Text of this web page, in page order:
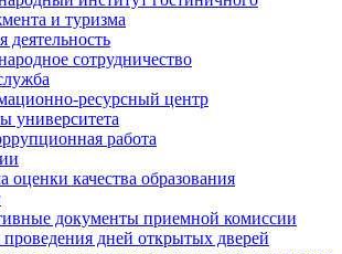
и туризма
деятельность
сотрудничество
ресурсный центр
университета
работа
оценки качества образования
документы приемной комиссии
дней открытых дверей